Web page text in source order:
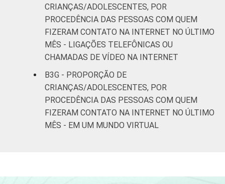
CRIANÇAS/ADOLESCENTES, POR
PROCEDÊNCIA DAS PESSOAS COM QUEM
FIZERAM CONTATO NA INTERNET NO ÚLTIMO
MÊS - LIGAÇÕES TELEFÔNICAS OU
CHAMADAS DE VÍDEO NA INTERNET
B3G - PROPORÇÃO DE
CRIANÇAS/ADOLESCENTES, POR
PROCEDÊNCIA DAS PESSOAS COM QUEM
FIZERAM CONTATO NA INTERNET NO ÚLTIMO
MÊS - EM UM MUNDO VIRTUAL